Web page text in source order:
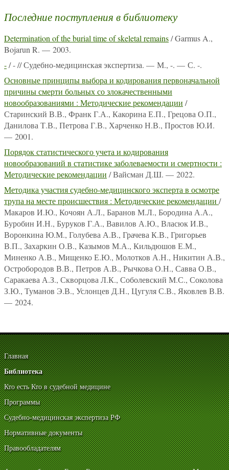
Последние поступления в библиотеку
Determination of the burial time of skeletal remains/ Garmus A.,
Bojarun R. — 2003.
-/ - // Судебно-медицинская экспертиза. — М., -. — С. -.
Основные принципы выбора и кодирования первоначальной
причины смерти больных со злокачественными
новообразованиями : Методические рекомендации /
Старинский В.В., Франк Г.А., Какорина Е.П., Грецова О.П.,
Данилова Т.В., Петрова Г.В., Харченко Н.В., Простов Ю.И.
— 2001.
Порядок статистического учета и кодирования
новообразований в статистике заболеваемости и смертности :
Методические рекомендации / Вайсман Д.Ш. — 2022.
Методика участия судебно-медицинского эксперта в осмотре
трупа на месте происшествия : Методические рекомендации /
Макаров И.Ю., Кочоян А.Л., Баранов М.Л., Бородина А.А.,
Буробин И.Н., Буруков Г.А., Вавилов А.Ю., Власюк И.В.,
Воронкина Ю.М., Голубева А.В., Грачева К.В., Григорьев
В.П., Захаркин О.В., Казымов М.А., Кильдюшов Е.М.,
Миненко А.В., Мищенко Е.Ю., Молотков А.Н., Никитин А.В.,
Остробородов В.В., Петров А.В., Рычкова О.Н., Савва О.В.,
Саракаева А.З., Скворцова Л.К., Соболевский М.С., Соколова
З.Ю., Туманов Э.В., Услонцев Д.Н., Цугуля С.В., Яковлев В.В.
— 2024.
Главная
Библиотека
Кто есть Кто в судебной медицине
Программы
Судебно-медицинская экспертиза РФ
Нормативные документы
Правообладателям